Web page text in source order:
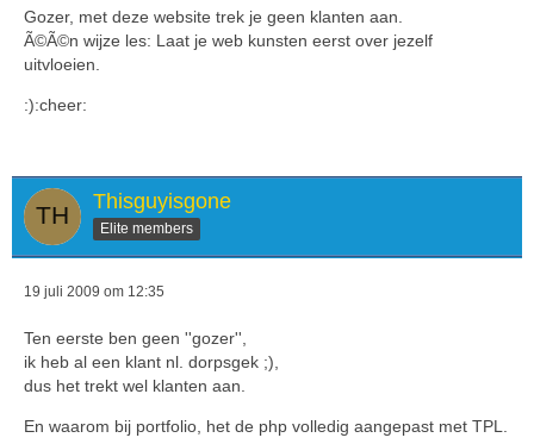
Gozer, met deze website trek je geen klanten aan.
Ã©Ã©n wijze les: Laat je web kunsten eerst over jezelf
uitvloeien.
:):cheer:
Thisguyisgone
Elite members
19 juli 2009 om 12:35
Ten eerste ben geen ''gozer'',
ik heb al een klant nl. dorpsgek ;),
dus het trekt wel klanten aan.
En waarom bij portfolio, het de php volledig aangepast met TPL.